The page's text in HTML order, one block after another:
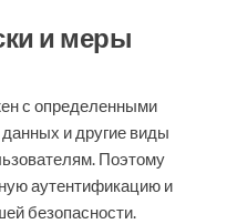
и меры
с определенными
и другие виды
Поэтому
аутентификацию и
безопасности.